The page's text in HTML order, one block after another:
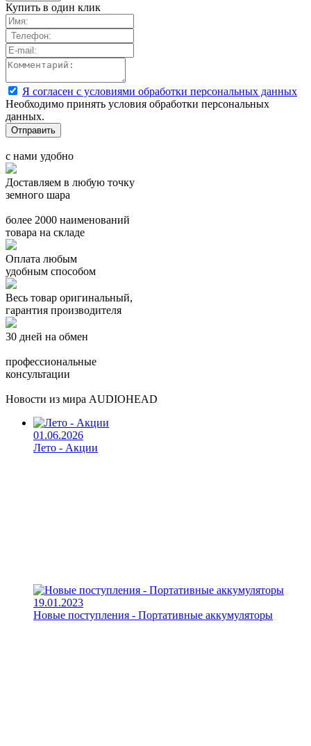
Купить в один клик
Я согласен с условиями обработки персональных данных
Необходимо принять условия обработки персональных
данных.
с нами удобно
Доставляем в любую точку
земного шара
более 2000 наименований
товара на складе
Оплата любым
удобным способом
Весь товар оригинальный,
гарантия производителя
30 дней на обмен
профессиональные
консультации
Новости из мира AUDIOHEAD
01.06.2026
Лето - Акции
19.01.2023
Новые поступления - Портативные аккумуляторы